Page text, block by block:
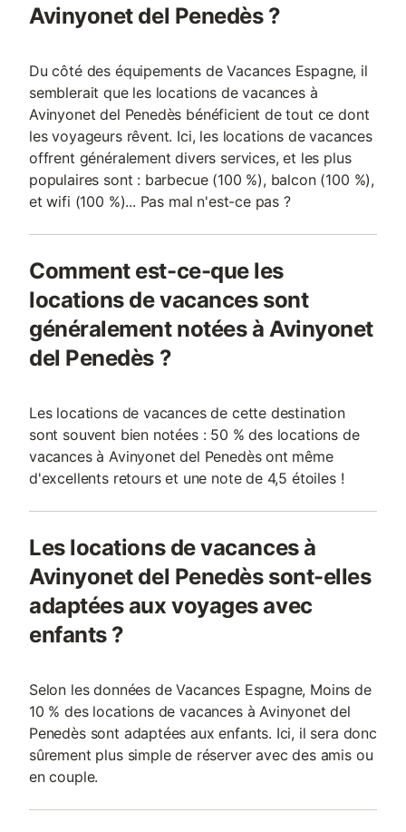
Avinyonet del Penedès ?
Du côté des équipements de Vacances Espagne, il
semblerait que les locations de vacances à
Avinyonet del Penedès bénéficient de tout ce dont
les voyageurs rêvent. Ici, les locations de vacances
offrent généralement divers services, et les plus
populaires sont : barbecue (100 %), balcon (100 %),
et wifi (100 %)... Pas mal n'est-ce pas ?
Comment est-ce-que les
locations de vacances sont
généralement notées à Avinyonet
del Penedès ?
Les locations de vacances de cette destination
sont souvent bien notées : 50 % des locations de
vacances à Avinyonet del Penedès ont même
d'excellents retours et une note de 4,5 étoiles !
Les locations de vacances à
Avinyonet del Penedès sont-elles
adaptées aux voyages avec
enfants ?
Selon les données de Vacances Espagne, Moins de
10 % des locations de vacances à Avinyonet del
Penedès sont adaptées aux enfants. Ici, il sera donc
sûrement plus simple de réserver avec des amis ou
en couple.